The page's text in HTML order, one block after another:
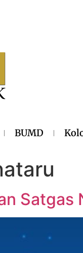
BUMD
Satgas